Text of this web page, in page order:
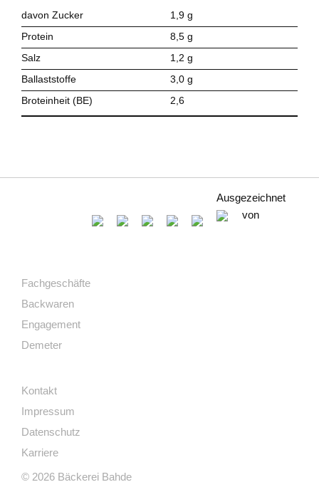
davon Zucker
1,9 g
Protein
8,5 g
Salz
1,2 g
Ballaststoffe
3,0 g
Broteinheit (BE)
2,6
Ausgezeichnet
von
Fachgeschäfte
Backwaren
Engagement
Demeter
Kontakt
Impressum
Datenschutz
Karriere
© 2026 Bäckerei Bahde